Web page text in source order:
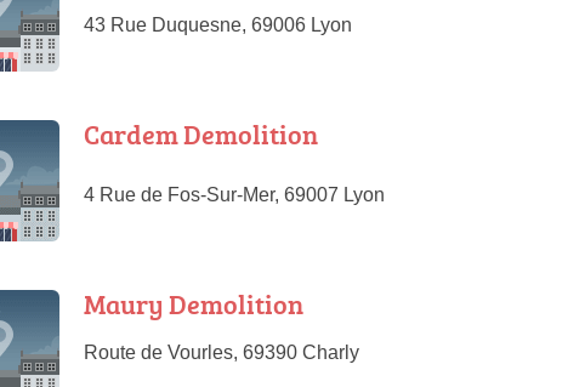
43 Rue Duquesne, 69006 Lyon
Cardem Demolition
4 Rue de Fos-Sur-Mer, 69007 Lyon
Maury Demolition
Route de Vourles, 69390 Charly